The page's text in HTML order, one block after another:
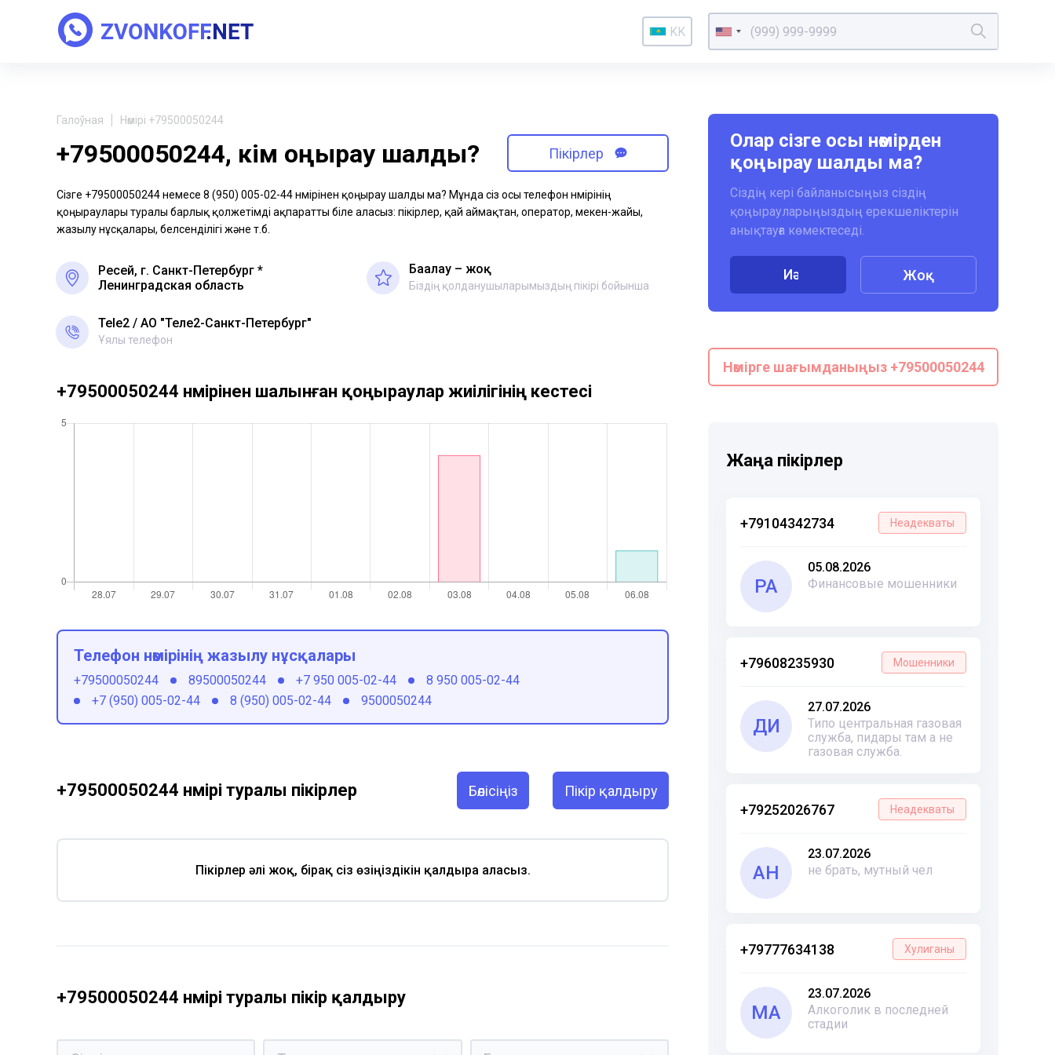
KK
Галоўная Нөмірі +79500050244
+79500050244, кім қоңырау шалды? Пікірлер
Сізге +79500050244 немесе 8 (950) 005-02-44 нөмірінен қоңырау шалды ма? Мұнда сіз осы телефон нөмірінің
қоңыраулары туралы барлық қолжетімді ақпаратты біле аласыз: пікірлер, қай аймақтан, оператор, мекен-жайы,
жазылу нұсқалары, белсенділігі және т.б.
Ресей, г. Санкт-Петербург *
Ленинградская область
Бағалау – жоқ
Біздің қолданушыларымыздың пікірі бойынша
Tele2 АО "Теле2-Санкт-Петербург"
Ұялы телефон
Олар сізге осы нөмірден
қоңырау шалды ма?
Сіздің кері байланысыңыз сіздің
қоңырауларыңыздың ерекшеліктерін
анықтауға көмектеседі.
Иә Жоқ
Нөмірге шағымданыңыз +79500050244
Жаңа пікірлер
+79104342734 Неадекваты
РА
05.08.2026
Финансовые мошенники
+79608235930 Мошенники
ДИ
27.07.2026
Типо центральная газовая
служба, пидары там а не
газовая служба.
+79252026767 Неадекваты
АН
23.07.2026
не брать, мутный чел
+79777634138 Хулиганы
МА
23.07.2026
Алкоголик в последней
стадии
+79500050244 нөмірінен шалынған қоңыраулар жиілігінің кестесі
Телефон нөмірінің жазылу нұсқалары
+79500050244 89500050244 +7 950 005-02-44
8 950 005-02-44
+7 (950) 005-02-44
8 (950) 005-02-44 9500050244
+79500050244 нөмірі туралы пікірлер Бөлісіңіз Пікір қалдыру
Пікірлер әлі жоқ, бірақ сіз өзіңіздікін қалдыра аласыз.
+79500050244 нөмірі туралы пікір қалдыру